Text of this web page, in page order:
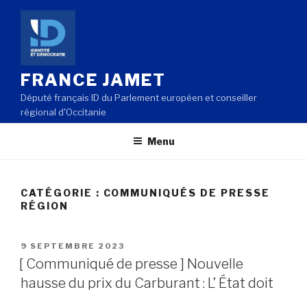
Aller
contenu
principal
FRANCE JAMET
Député français ID du Parlement européen et conseiller
régional d'Occitanie
Menu
CATÉGORIE : COMMUNIQUÉS DE PRESSE
RÉGION
PUBLIÉ
LE
9 SEPTEMBRE 2023
[ Communiqué de presse ] Nouvelle
hausse du prix du Carburant : L’ État doit